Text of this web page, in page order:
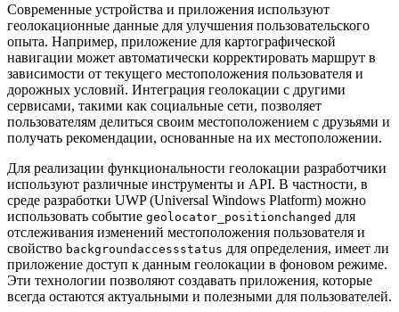
Современные устройства и приложения используют
геолокационные данные для улучшения пользовательского
опыта. Например, приложение для картографической
навигации может автоматически корректировать маршрут в
зависимости от текущего местоположения пользователя и
дорожных условий. Интеграция геолокации с другими
сервисами, такими как социальные сети, позволяет
пользователям делиться своим местоположением с друзьями и
получать рекомендации, основанные на их местоположении.
Для реализации функциональности геолокации разработчики
используют различные инструменты и API. В частности, в
среде разработки UWP (Universal Windows Platform) можно
использовать событие geolocator_positionchanged для
отслеживания изменений местоположения пользователя и
свойство backgroundaccessstatus для определения, имеет ли
приложение доступ к данным геолокации в фоновом режиме.
Эти технологии позволяют создавать приложения, которые
всегда остаются актуальными и полезными для пользователей.